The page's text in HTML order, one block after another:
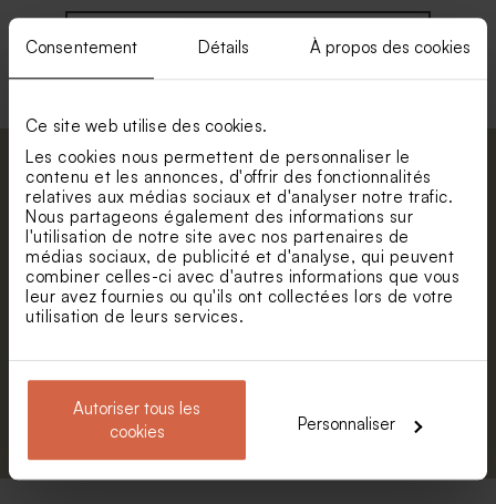
Consentement Détails À propos des cookies
Ce site web utilise des cookies.
Les cookies nous permettent de personnaliser le
contenu et les annonces, d'offrir des fonctionnalités
relatives aux médias sociaux et d'analyser notre trafic.
Nous partageons également des informations sur
l'utilisation de notre site avec nos partenaires de
médias sociaux, de publicité et d'analyse, qui peuvent
combiner celles-ci avec d'autres informations que vous
leur avez fournies ou qu'ils ont collectées lors de votre
utilisation de leurs services.
Autoriser tous les
cookies
Personnaliser
Voir toute la collection Enveloppe
Abonnez-vous à la newsletter et restez
informé. Petite surprise : bénéficiez de 5%
de réduction.
Prénom
E-mail